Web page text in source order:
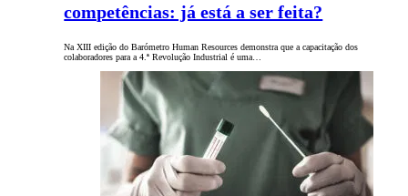
competências: já está a ser feita?
Na XIII edição do Barómetro Human Resources demonstra que a capacitação dos
colaboradores para a 4.ª Revolução Industrial é uma…